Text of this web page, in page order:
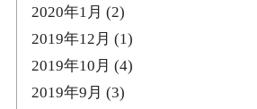
2020年1月 (2)
2019年12月 (1)
2019年10月 (4)
2019年9月 (3)